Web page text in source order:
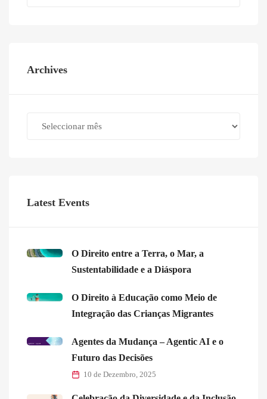
Archives
Latest Events
O Direito entre a Terra, o Mar, a
Sustentabilidade e a Diáspora
O Direito à Educação como Meio de
Integração das Crianças Migrantes
Agentes da Mudança – Agentic AI e o
Futuro das Decisões
10 de Dezembro, 2025